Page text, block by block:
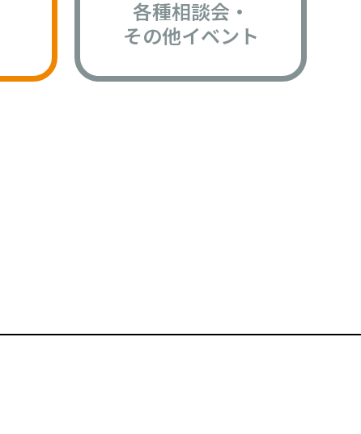
各種相談会・
その他イベント